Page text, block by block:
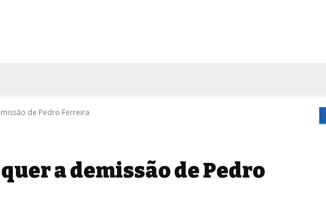
de Pedro Ferreira
a demissão de Pedro